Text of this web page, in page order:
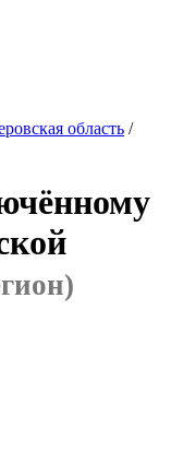
область /